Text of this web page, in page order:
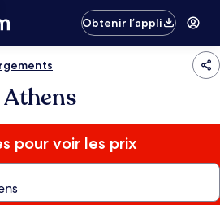
Obtenir l’appli
pour voir les prix